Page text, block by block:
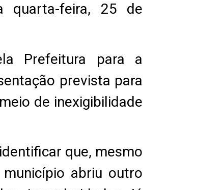
quarta-feira, 25 de
Prefeitura para a
prevista para
de inexigibilidade
que, mesmo
abriu outro